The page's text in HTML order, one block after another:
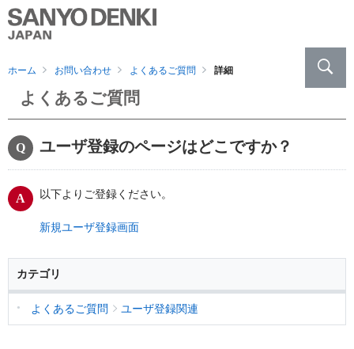
ホーム お問い合わせ よくあるご質問 詳細
よくあるご質問
ユーザ登録のページはどこですか？
以下よりご登録ください。
新規ユーザ登録画面
カテゴリ
よくあるご質問 ユーザ登録関連